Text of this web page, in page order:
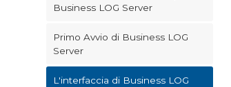
Business LOG Server
Primo Avvio di Business LOG
Server
L'interfaccia di Business LOG